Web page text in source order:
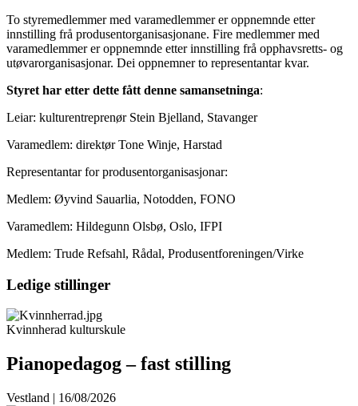
To styremedlemmer med varamedlemmer er oppnemnde etter
innstilling frå produsentorganisasjonane. Fire medlemmer med
varamedlemmer er oppnemnde etter innstilling frå opphavsretts- og
utøvarorganisasjonar. Dei oppnemner to representantar kvar.
Styret har etter dette fått denne samansetninga:
Leiar: kulturentreprenør Stein Bjelland, Stavanger
Varamedlem: direktør Tone Winje, Harstad
Representantar for produsentorganisasjonar:
Medlem: Øyvind Sauarlia, Notodden, FONO
Varamedlem: Hildegunn Olsbø, Oslo, IFPI
Medlem: Trude Refsahl, Rådal, Produsentforeningen/Virke
Ledige stillinger
Kvinnherad kulturskule
Pianopedagog – fast stilling
Vestland | 16/08/2026